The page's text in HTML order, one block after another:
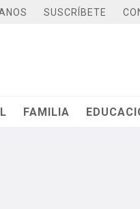
SUSCRÍBETE
FAMILIA